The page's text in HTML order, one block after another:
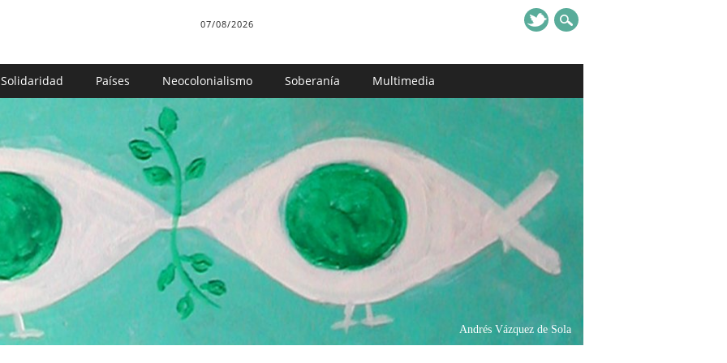
07/08/2026
Solidaridad Países Neocolonialismo Soberanía Multimedia
Andrés Vázquez de Sola